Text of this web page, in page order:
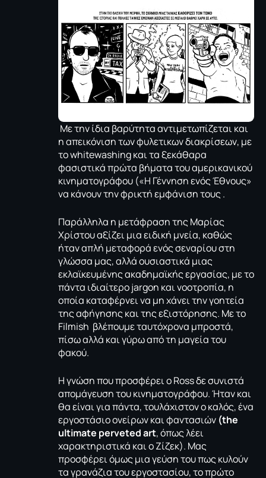
Με την ίδια βαρύτητα αντιμετωπίζεται και
η απεικόνιση των φυλετικων διακρίσεων, με
το whitewashing και τα ξεκάθαρα
φασιστικά πρώτα βήματα του αμερικανικού
κινηματογράφου («Η Γέννηση ενός Έθνους»
να κάνουν την φρικτή εμφάνιση τους .
Παράλληλα η μετάφραση της Μαρίας
Χρίστου αξίζει μια ειδική μνεία, καθώς
ήταν απλή μεταφορά ενός σεναρίου στη
γλώσσα μας, αλλά ουσιαστικά μιας
εκλαϊκευμένης ακαδημαϊκής εργασίας, με το
πάντα ιδιαίτερο jargon και νοοτροπία, η
οποία καταφέρνει να μη χάνει την γοητεία
της αφήγησης και της εξιστόρησης. Με το
Filmish βλέπουμε ταυτόχρονα μπροστά,
πίσω αλλά και γύρω από τη μαγεία του
φακού.
Η γνώση που προσφέρει ο Ross δε συνιστά
απομάγευση του κινηματογράφου. Ήταν και
θα είναι για πάντα, τουλάχιστον ο καλός, ένα
εργοστάσιο ονείρων και φαντασιών (the
ultimate perveted art, όπως λέει
χαρακτηριστικά και ο Ζίζεκ). Μας
προσφέρει όμως μια γεύση του πως κυλούν
τα γρανάζια του εργοστασίου, το πρώτο